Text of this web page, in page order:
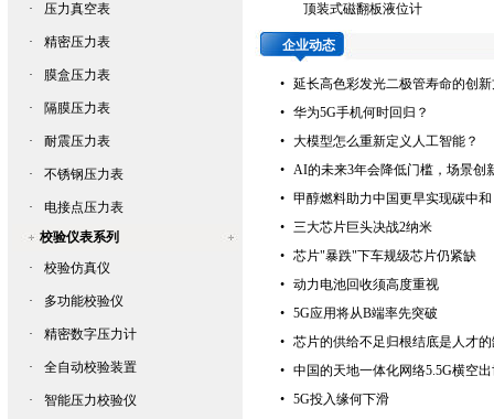
· 压力真空表
· 精密压力表
· 膜盒压力表
· 隔膜压力表
· 耐震压力表
· 不锈钢压力表
·
电接点压力表
校验仪表系列
·
校验仿真仪
· 多功能校验仪
· 精密数字压力计
· 全自动校验装置
· 智能压力校验仪
顶装式磁翻板液位计
企业动态
•
延长高色彩发光二极管寿命的创新
•
华为5G手机何时回归？
•
大模型怎么重新定义人工智能？
•
AI的未来3年会降低门槛，场景创
•
甲醇燃料助力中国更早实现碳中和
•
三大芯片巨头决战2纳米
•
芯片"暴跌"下车规级芯片仍紧缺
•
动力电池回收须高度重视
•
5G应用将从B端率先突破
•
芯片的供给不足归根结底是人才的
•
中国的天地一体化网络5.5G横空出
•
5G投入缘何下滑